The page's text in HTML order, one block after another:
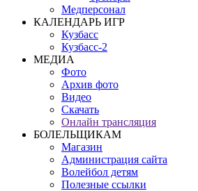
Медперсонал
КАЛЕНДАРЬ ИГР
Кузбасс
Кузбасс-2
МЕДИА
Фото
Архив фото
Видео
Скачать
Онлайн трансляция
БОЛЕЛЬЩИКАМ
Магазин
Администрация сайта
Волейбол детям
Полезные ссылки